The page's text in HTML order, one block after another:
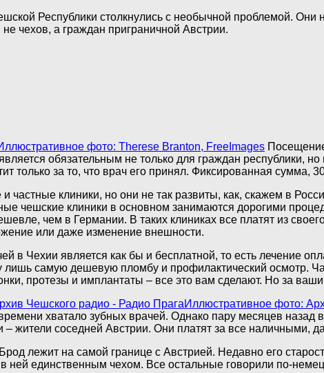
Республики столкнулись с необычной проблемой. Они
чехов, а граждан приграничной Австрии.
фото: Therese Branton, FreeImages
обязательным не только для граждан
только за то, что врач его принял. Фиксированная сумма,
и частные клиники, но они не так развиты, как, скажем в
чешские клиники в основном занимаются дорогими
чем в Германии. В таких клиниках все платят из
или даже изменение внешности.
в Чехии является как бы и бесплатной, то есть лечение
лишь самую дешевую пломбу и профилактический осмотр.
протезы и имплантаты – все это вам сделают. Но за ваши
Иллюстративное фото:
хватало зубных врачей. Однако пару месяцев
– жители соседней Австрии. Они платят за все наличными,
лежит на самой границе с Австрией. Недавно его
ней единственным чехом. Все остальные говорили по-